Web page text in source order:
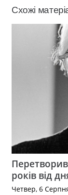
Схожі
років від
Четвер, 6